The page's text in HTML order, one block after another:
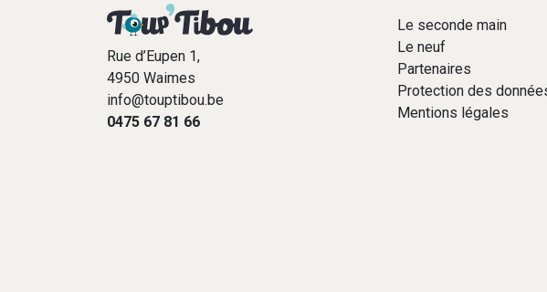
Rue d’Eupen 1,
4950 Waimes
info@touptibou.be
0475 67 81 66
Le seconde main
Le neuf
Partenaires
Protection des
Mentions légales